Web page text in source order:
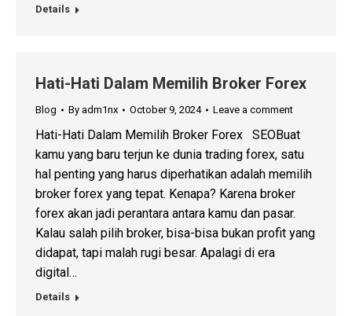
Details
Hati-Hati Dalam Memilih Broker Forex
Blog By adm1nx October 9, 2024 Leave a comment
Hati-Hati Dalam Memilih Broker Forex SEOBuat
kamu yang baru terjun ke dunia trading forex, satu
hal penting yang harus diperhatikan adalah memilih
broker forex yang tepat. Kenapa? Karena broker
forex akan jadi perantara antara kamu dan pasar.
Kalau salah pilih broker, bisa-bisa bukan profit yang
didapat, tapi malah rugi besar. Apalagi di era
digital…
Details